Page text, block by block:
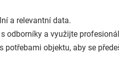
a relevantní data.
odborníky a využijte
objektu, aby se